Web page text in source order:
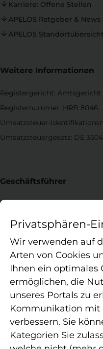
Karriere: Offene Stellen
APELOS Ratgeber & News
APELOS Standortübersicht
Weitere Informationen
Registergericht: Amtsgericht
Registernummer: HRB 8046
Umsatzsteuer-
Umsatzsteuergesetz: DE
Geschäftsführer
Hassan Rezai Asl, Holger
van Hees
Die APELOS Therapie ist ein
Betreiber von
Physiotherapie,
Sporttherapie. Als Verbund
Privatsphären-
Wir verwenden auf
Arten von Cookies
Ihnen ein optimales
ermöglichen, die
unseres Portals zu
Kommunikation mit
verbessern. Sie
Kategorien Sie